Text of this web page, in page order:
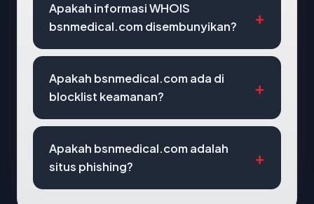
Apakah informasi WHOIS
bsnmedical.com disembunyikan?
Apakah bsnmedical.com ada di
blocklist keamanan?
Apakah bsnmedical.com adalah
situs phishing?